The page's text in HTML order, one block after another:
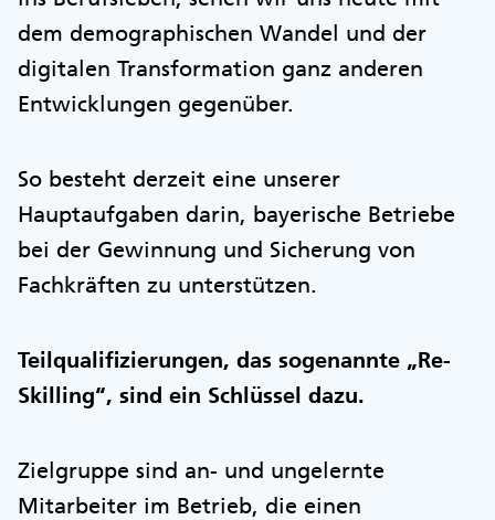
dem demographischen Wandel und der
digitalen Transformation ganz anderen
Entwicklungen gegenüber.
So besteht derzeit eine unserer
Hauptaufgaben darin, bayerische Betriebe
bei der Gewinnung und Sicherung von
Fachkräften zu unterstützen.
Teilqualifizierungen, das sogenannte „Re-
Skilling“, sind ein Schlüssel dazu.
Zielgruppe sind an- und ungelernte
Mitarbeiter im Betrieb, die einen